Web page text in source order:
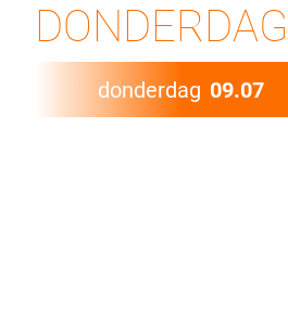
donderdag 09.07